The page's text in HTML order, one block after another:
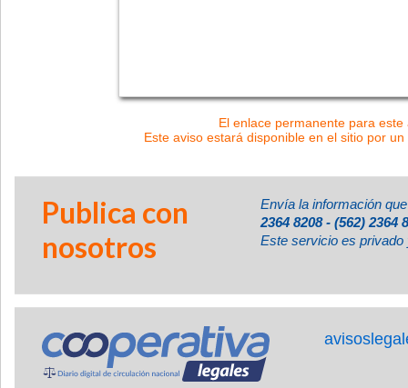
El enlace permanente para
Este aviso estará disponible en el sitio por
Publica con
nosotros
Envía la información
2364 8208 - (562) 2364
Este servicio es privado